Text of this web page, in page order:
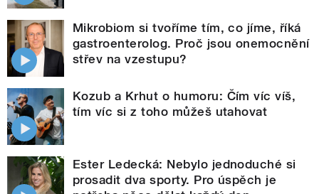
Mikrobiom si tvoříme tím, co jíme, říká
gastroenterolog. Proč jsou onemocnění
střev na vzestupu?
Kozub a Krhut o humoru: Čím víc víš,
tím víc si z toho můžeš utahovat
Ester Ledecká: Nebylo jednoduché si
prosadit dva sporty. Pro úspěch je